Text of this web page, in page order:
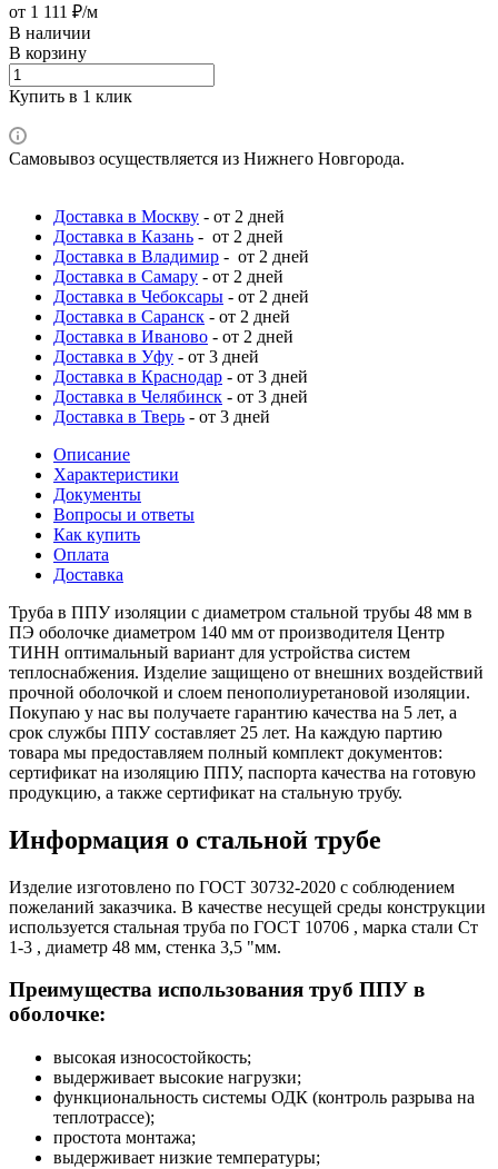
от 1 111 ₽/м
В наличии
В корзину
Купить в 1 клик
Самовывоз осуществляется из Нижнего Новгорода.
Доставка в Москву - от 2 дней
Доставка в Казань - от 2 дней
Доставка в Владимир - от 2 дней
Доставка в Самару - от 2 дней
Доставка в Чебоксары - от 2 дней
Доставка в Саранск - от 2 дней
Доставка в Иваново - от 2 дней
Доставка в Уфу - от 3 дней
Доставка в Краснодар - от 3 дней
Доставка в Челябинск - от 3 дней
Доставка в Тверь - от 3 дней
Описание
Характеристики
Документы
Вопросы и ответы
Как купить
Оплата
Доставка
Труба в ППУ изоляции с диаметром стальной трубы 48 мм в
ПЭ оболочке диаметром 140 мм от производителя Центр
ТИНН оптимальный вариант для устройства систем
теплоснабжения. Изделие защищено от внешних воздействий
прочной оболочкой и слоем пенополиуретановой изоляции.
Покупаю у нас вы получаете гарантию качества на 5 лет, а
срок службы ППУ составляет 25 лет. На каждую партию
товара мы предоставляем полный комплект документов:
сертификат на изоляцию ППУ, паспорта качества на готовую
продукцию, а также сертификат на стальную трубу.
Информация о стальной трубе
Изделие изготовлено по ГОСТ 30732-2020 с соблюдением
пожеланий заказчика. В качестве несущей среды конструкции
используется стальная труба по ГОСТ 10706 , марка стали Ст
1-3 , диаметр 48 мм, стенка 3,5 "мм.
Преимущества использования труб ППУ в
оболочке:
высокая износостойкость;
выдерживает высокие нагрузки;
функциональность системы ОДК (контроль разрыва на
теплотрассе);
простота монтажа;
выдерживает низкие температуры;